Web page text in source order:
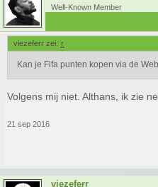
Well-Known Member
viezeferr zei: ↑
Kan je Fifa punten kopen via de
Volgens mij niet. Althans, ik zie
21 sep 2016
viezeferr